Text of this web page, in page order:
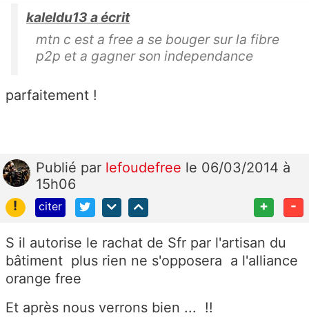
kaleldu13 a écrit
mtn c est a free a se bouger sur la fibre
p2p et a gagner son independance
parfaitement !
Publié par lefoudefree le 06/03/2014 à
15h06
!
citer + -
S il autorise le rachat de Sfr par l'artisan du
bâtiment plus rien ne s'opposera a l'alliance
orange free
Et après nous verrons bien ... !!